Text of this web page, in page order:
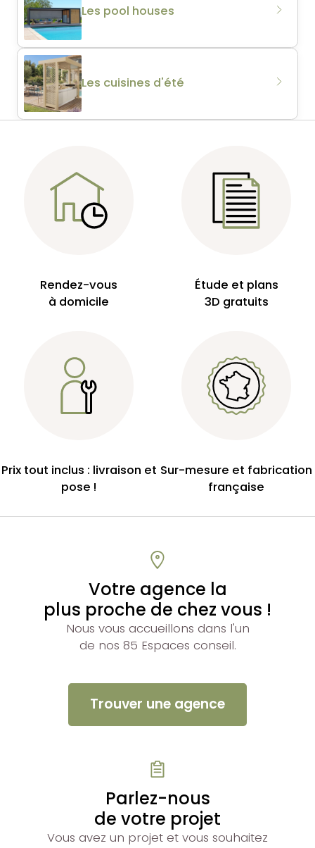
Les pool houses
Les cuisines d'été
Rendez-vous
à domicile
Étude et plans
3D gratuits
Prix tout inclus : livraison et
pose !
Sur-mesure et fabrication
française
Votre agence la
plus proche de chez vous !
Nous vous accueillons dans l'un
de nos 85 Espaces conseil.
Trouver une agence
Parlez-nous
de votre projet
Vous avez un projet et vous souhaitez